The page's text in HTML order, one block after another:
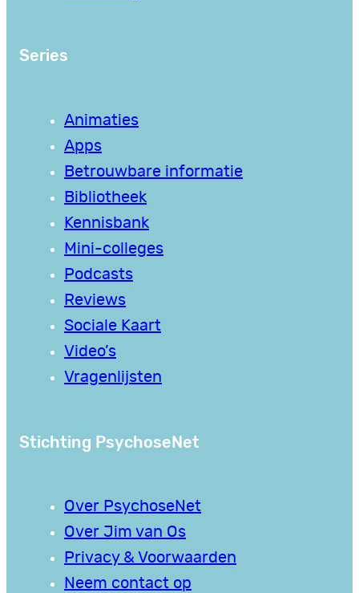
Series
Animaties
Apps
Betrouwbare informatie
Bibliotheek
Kennisbank
Mini-colleges
Podcasts
Reviews
Sociale Kaart
Video’s
Vragenlijsten
Stichting PsychoseNet
Over PsychoseNet
Over Jim van Os
Privacy & Voorwaarden
Neem contact op